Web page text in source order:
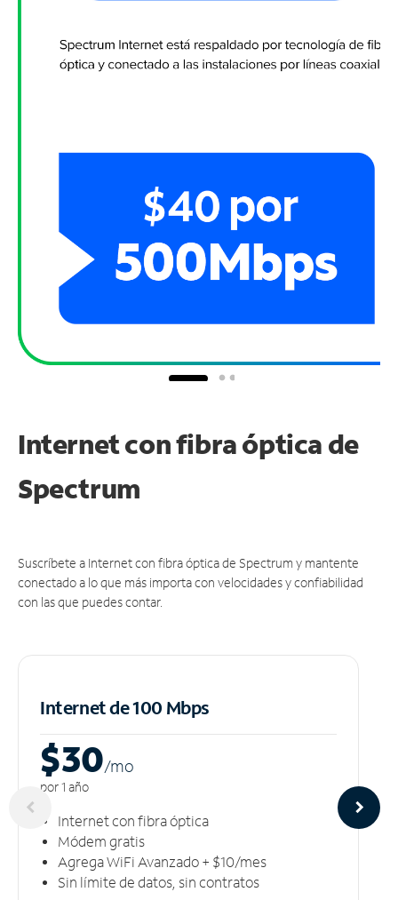
Internet con fibra óptica de
Spectrum
Suscríbete a Internet con fibra óptica de Spectrum y mantente
conectado a lo que más importa con velocidades y confiabilidad
con las que puedes contar.
Internet de 100 Mbps
$30/mo
por 1 año
Internet con fibra óptica
Módem gratis
Agrega WiFi Avanzado + $10/mes
Sin límite de datos, sin contratos